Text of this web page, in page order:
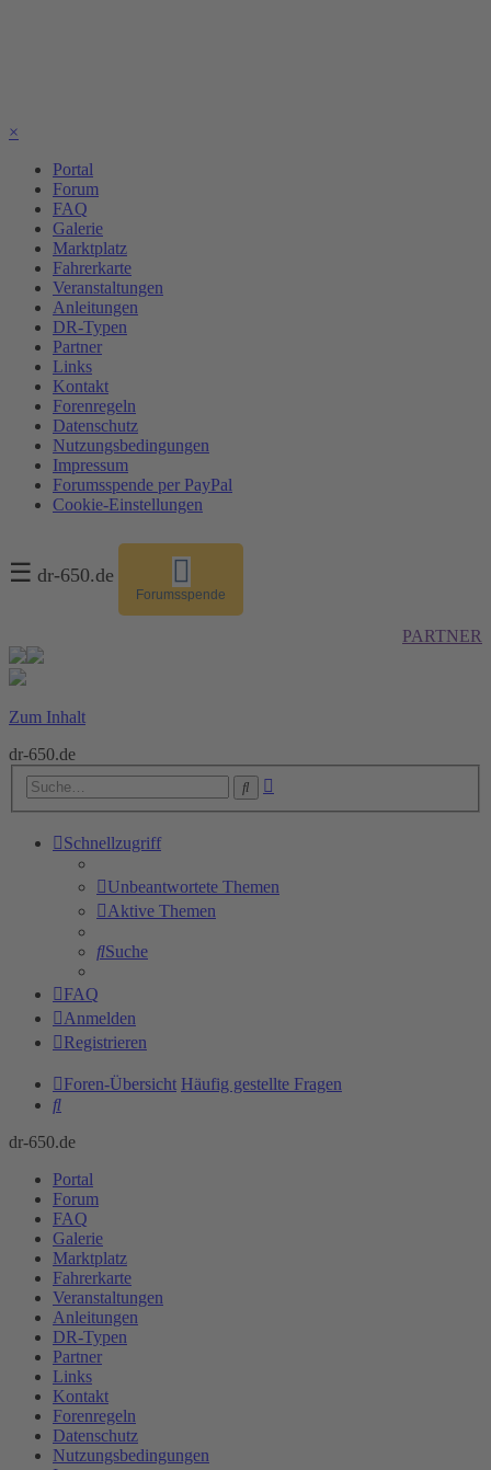
×
Portal
Forum
FAQ
Galerie
Marktplatz
Fahrerkarte
Veranstaltungen
Anleitungen
DR-Typen
Partner
Links
Kontakt
Forenregeln
Datenschutz
Nutzungsbedingungen
Impressum
Forumsspende per PayPal
Cookie-Einstellungen
☰ dr-650.de
Forumsspende
PARTNER
Zum Inhalt
dr-650.de
Suche
Schnellzugriff
Unbeantwortete Themen
Aktive Themen
Suche
FAQ
Anmelden
Registrieren
Foren-Übersicht Häufig gestellte Fragen
Suche
dr-650.de
Portal
Forum
FAQ
Galerie
Marktplatz
Fahrerkarte
Veranstaltungen
Anleitungen
DR-Typen
Partner
Links
Kontakt
Forenregeln
Datenschutz
Nutzungsbedingungen